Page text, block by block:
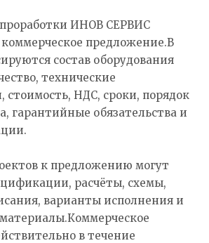
ИНОВ СЕРВИС
коммерческое предложение.В
состав оборудования
технические
стоимость, НДС, сроки, порядок
гарантийные обязательства и
к предложению могут
расчёты, схемы,
варианты исполнения и
в течение